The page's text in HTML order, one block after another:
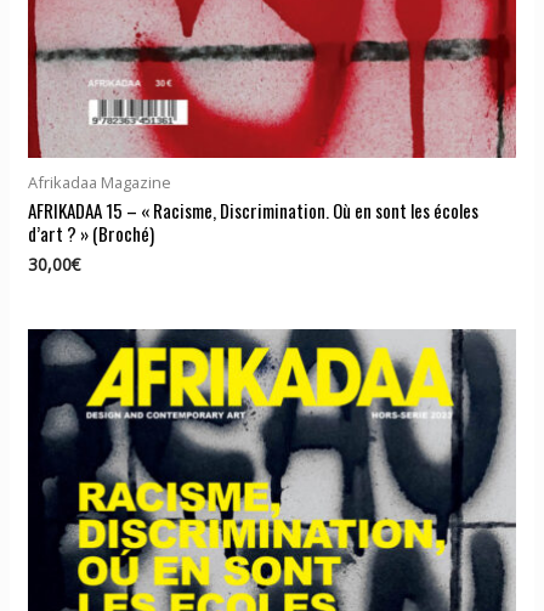
Afrikadaa Magazine
AFRIKADAA 15 – « Racisme, Discrimination. Où en sont les écoles
d’art ? » (Broché)
30,00€